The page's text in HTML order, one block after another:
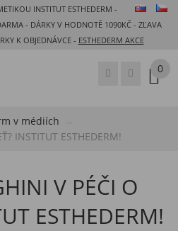
INSTITUT ESTHEDERM -
- DÁRKY V HODNOTĚ 1090KČ - ZĽAVA
K OBJEDNÁVCE - ESTHEDERM AKCE
0
v médiích
INSTITUT ESTHEDERM!
V PÉČI O
ESTHEDERM!